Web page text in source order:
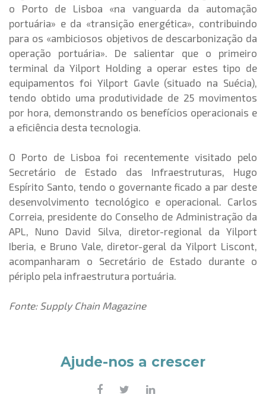
o Porto de Lisboa «na vanguarda da automação
portuária» e da «transição energética», contribuindo
para os «ambiciosos objetivos de descarbonização da
operação portuária». De salientar que o primeiro
terminal da Yilport Holding a operar estes tipo de
equipamentos foi Yilport Gavle (situado na Suécia),
tendo obtido uma produtividade de 25 movimentos
por hora, demonstrando os benefícios operacionais e
a eficiência desta tecnologia.
O Porto de Lisboa foi recentemente visitado pelo
Secretário de Estado das Infraestruturas, Hugo
Espírito Santo, tendo o governante ficado a par deste
desenvolvimento tecnológico e operacional. Carlos
Correia, presidente do Conselho de Administração da
APL, Nuno David Silva, diretor-regional da Yilport
Iberia, e Bruno Vale, diretor-geral da Yilport Liscont,
acompanharam o Secretário de Estado durante o
périplo pela infraestrutura portuária.
Fonte: Supply Chain Magazine
Ajude-nos a crescer